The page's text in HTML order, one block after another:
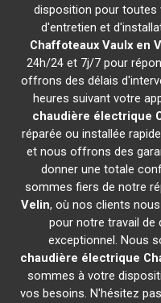
disposition pour toutes
d'entretien et
Chaffoteaux Vaulx en
24h/24 et 7j/7 pour
offrons des délais
heures suivant votre
chaudière électrique
réparée ou installée
et nous offrons des
donner une totale
sommes fiers de notre
Velin, où nos clients
pour notre travail de
exceptionnel. Nous
chaudière électrique
sommes à votre
vos besoins. N'hésitez